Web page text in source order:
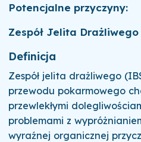
Potencjalne przyczyny:
Zespół Jelita
Definicja
Zespół jelita drażliwego
przewodu pokarmowego
przewlekłymi
problemami z
wyraźnej organicznej